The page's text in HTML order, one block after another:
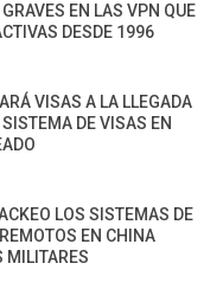
EN LAS VPN QUE
DESDE 1996
VISAS A LA LLEGADA
SISTEMA DE VISAS EN
LOS SISTEMAS DE
EN CHINA
MILITARES